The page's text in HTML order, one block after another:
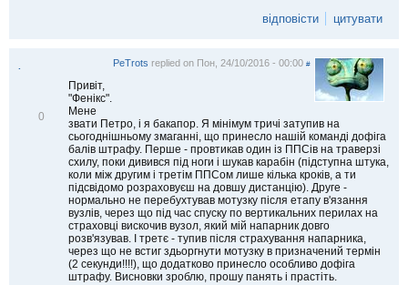
и
відповісти цитувати
. PeTrots replied on Пон, 24/10/2016 - 00:00 #
0
Привіт,
"Фенікс".
Мене
звати Петро, і я бакапор. Я мінімум тричі затупив на
сьогоднішньому змаганні, що принесло нашій команді дофіга
балів штрафу. Перше - провтикав один із ППСів на траверзі
схилу, поки дивився під ноги і шукав карабін (підступна штука,
коли між другим і третім ППСом лише кілька кроків, а ти
підсвідомо розраховуєш на довшу дистанцію). Друге -
нормально не перебухтував мотузку після етапу в'язання
вузлів, через що під час спуску по вертикальних перилах на
страховці вискочив вузол, який мій напарник довго
розв'язував. І третє - тупив після страхування напарника,
через що не встиг здьоргнути мотузку в призначений термін
(2 секунди!!!!), що додатково принесло особливо дофіга
штрафу. Висновки зроблю, прошу панять і прастіть.